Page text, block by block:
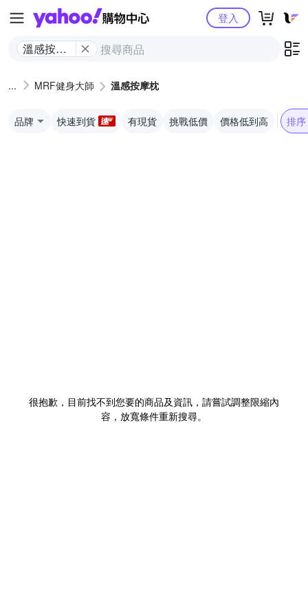
Yahoo購物中心
溫感按摩
登入
MRF健身大師 溫感按摩枕
品牌 快速到貨 有現貨 挑戰低價 價格低到高 排序
很抱歉，目前找不到您要的商品及資訊，請嘗試調整限縮內
容，放寬條件重新搜尋。